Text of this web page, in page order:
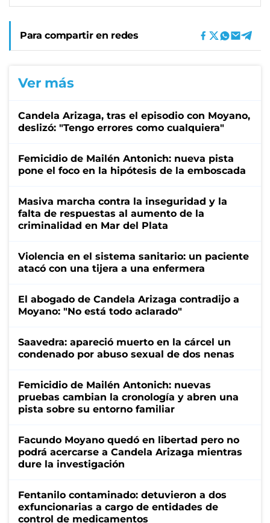
Para compartir en redes
Ver más
Candela Arizaga, tras el episodio con Moyano,
deslizó: "Tengo errores como cualquiera"
Femicidio de Mailén Antonich: nueva pista
pone el foco en la hipótesis de la emboscada
Masiva marcha contra la inseguridad y la
falta de respuestas al aumento de la
criminalidad en Mar del Plata
Violencia en el sistema sanitario: un paciente
atacó con una tijera a una enfermera
El abogado de Candela Arizaga contradijo a
Moyano: "No está todo aclarado"
Saavedra: apareció muerto en la cárcel un
condenado por abuso sexual de dos nenas
Femicidio de Mailén Antonich: nuevas
pruebas cambian la cronología y abren una
pista sobre su entorno familiar
Facundo Moyano quedó en libertad pero no
podrá acercarse a Candela Arizaga mientras
dure la investigación
Fentanilo contaminado: detuvieron a dos
exfuncionarias a cargo de entidades de
control de medicamentos